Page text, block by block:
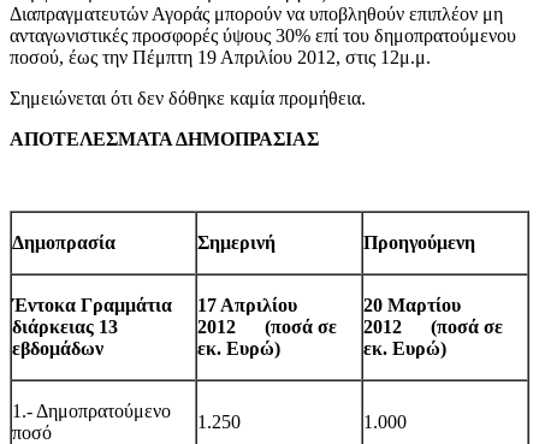
Διαπραγματευτών Αγοράς μπορούν να υποβληθούν επιπλέον μη
ανταγωνιστικές προσφορές ύψους 30% επί του δημοπρατούμενου
ποσού, έως την Πέμπτη 19 Απριλίου 2012, στις 12μ.μ.
Σημειώνεται ότι δεν δόθηκε καμία προμήθεια.
ΑΠΟΤΕΛΕΣΜΑΤΑ ΔΗΜΟΠΡΑΣΙΑΣ
Δημοπρασία Σημερινή Προηγούμενη
Έντοκα Γραμμάτια
διάρκειας 13
εβδομάδων
17 Απριλίου
2012 (ποσά σε
εκ. Ευρώ)
20 Μαρτίου
2012 (ποσά σε
εκ. Ευρώ)
1.- Δημοπρατούμενο
ποσό
1.250 1.000